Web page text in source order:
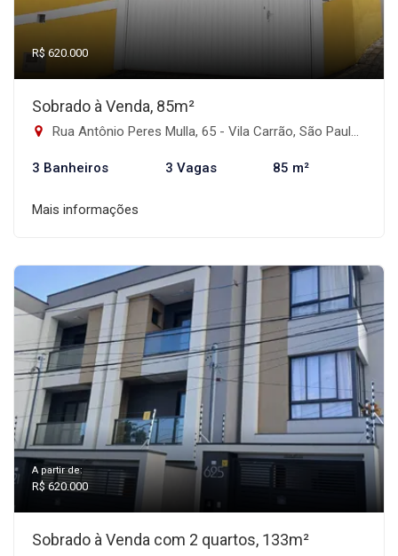
R$ 620.000
Sobrado à Venda, 85m²
Rua Antônio Peres Mulla, 65 - Vila Carrão, São Paulo-SP
3 Banheiros 3 Vagas 85 m²
Mais informações
A partir de:
R$ 620.000
Sobrado à Venda com 2 quartos, 133m²